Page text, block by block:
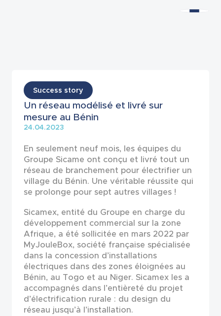
Actualités
Success story
Un réseau modélisé et livré sur
mesure au Bénin
24.04.2023
En seulement neuf mois, les équipes du
Groupe Sicame ont conçu et livré tout un
réseau de branchement pour électrifier un
village du Bénin. Une véritable réussite qui
se prolonge pour sept autres villages !
Sicamex, entité du Groupe en charge du
développement commercial sur la zone
Afrique, a été sollicitée en mars 2022 par
MyJouleBox, société française spécialisée
dans la concession d’installations
électriques dans des zones éloignées au
Bénin, au Togo et au Niger. Sicamex les a
accompagnés dans l’entièreté du projet
d’électrification rurale : du design du
réseau jusqu’à l’installation.